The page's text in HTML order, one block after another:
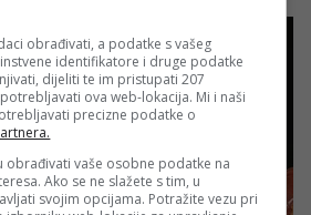
obrađivati, a podatke s vašeg
identifikatore i druge podatke
dijeliti te im pristupati 207
ova web-lokacija. Mi i naši
precizne podatke o
obrađivati vaše osobne podatke na
Ako se ne slažete s tim, u
svojim opcijama. Potražite vezu pri